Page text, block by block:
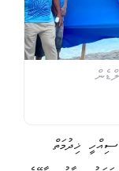
ގޯލްޑެން
ޚިދުމަތް